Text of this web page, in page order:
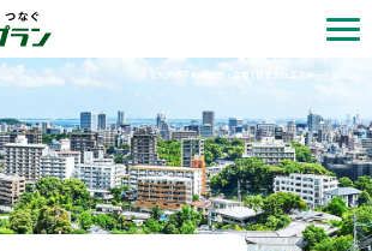
北九州の不動産売却・査定 | 株式会社エステートプラン